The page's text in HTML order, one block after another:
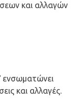
και αλλαγών
ενσωματώνει
και αλλαγές.